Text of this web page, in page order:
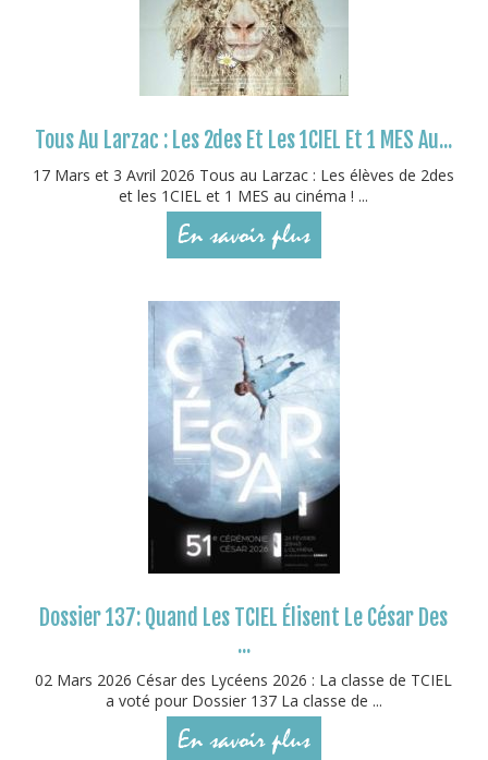
Tous Au Larzac : Les 2des Et Les 1CIEL Et 1 MES Au...
17 Mars et 3 Avril 2026 Tous au Larzac : Les élèves de 2des
et les 1CIEL et 1 MES au cinéma ! ...
En savoir plus
Dossier 137: Quand Les TCIEL Élisent Le César Des
...
02 Mars 2026 César des Lycéens 2026 : La classe de TCIEL
a voté pour Dossier 137 La classe de ...
En savoir plus